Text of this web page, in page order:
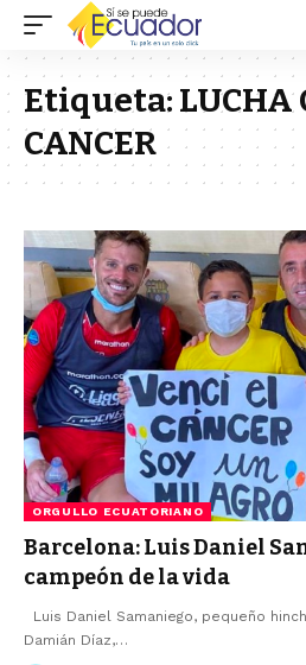
Etiqueta: LUCHA
CANCER
ORGULLO ECUATORIANO
Barcelona: Luis Daniel
campeón de la vida
Luis Daniel Samaniego, pequeño
Damián Díaz,…